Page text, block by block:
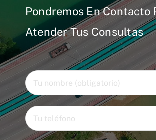
Pondremos En Contacto
Atender Tus Consultas